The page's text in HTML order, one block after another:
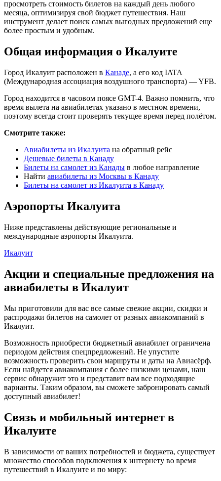
просмотреть стоимость билетов на каждый день любого
месяца, оптимизируя свой бюджет путешествия. Наш
инструмент делает поиск самых выгодных предложений еще
более простым и удобным.
Общая информация о Икалуите
Город Икалуит расположен в Канаде, а его код IATA
(Международная ассоциация воздушного транспорта) — YFB.
Город находится в часовом поясе GMT-4. Важно помнить, что
время вылета на авиабилетах указано в местном времени,
поэтому всегда стоит проверять текущее время перед полётом.
Смотрите также:
Авиабилеты из Икалуита на обратный рейс
Дешевые билеты в Канаду
Билеты на самолет из Канады в любое направление
Найти авиабилеты из Москвы в Канаду
Билеты на самолет из Икалуита в Канаду
Аэропорты Икалуита
Ниже представлены действующие региональные и
международные аэропорты Икалуита.
Икалуит
Акции и специальные предложения на
авиабилеты в Икалуит
Мы приготовили для вас все самые свежие акции, скидки и
распродажи билетов на самолет от разных авиакомпаний в
Икалуит.
Возможность приобрести бюджетный авиабилет ограничена
периодом действия спецпредложений. Не упустите
возможность проверить свои маршруты и даты на Авиасёрф.
Если найдется авиакомпания с более низкими ценами, наш
сервис обнаружит это и представит вам все подходящие
варианты. Таким образом, вы сможете забронировать самый
доступный авиабилет!
Связь и мобильный интернет в
Икалуите
В зависимости от ваших потребностей и бюджета, существует
множество способов подключения к интернету во время
путешествий в Икалуите и по миру: